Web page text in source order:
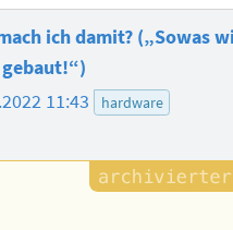
ich damit? („Sowas
11:43 hardware